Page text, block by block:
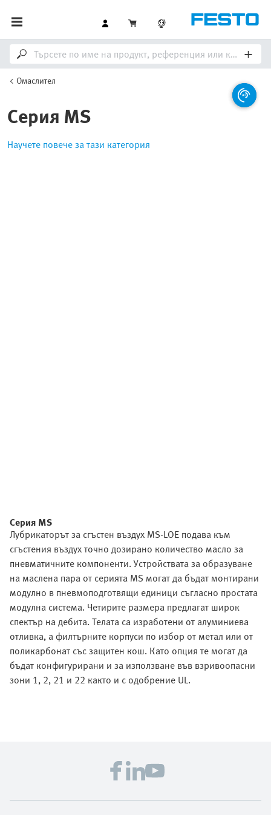
Омаслител
Серия MS
Научете повече за тази категория
Серия MS
Лубрикаторът за сгъстен въздух MS-LOE подава към
сгъстения въздух точно дозирано количество масло за
пневматичните компоненти. Устройствата за образуване
на маслена пара от серията MS могат да бъдат монтирани
модулно в пневмоподготвящи единици съгласно простата
модулна система. Четирите размера предлагат широк
спектър на дебита. Телата са изработени от алуминиева
отливка, а филтърните корпуси по избор от метал или от
поликарбонат със защитен кош. Като опция те могат да
бъдат конфигурирани и за използване във взривоопасни
зони 1, 2, 21 и 22 както и с одобрение UL.